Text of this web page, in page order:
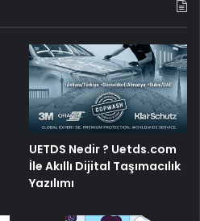
UETDS Nedir ? Uetds.com
İle Akıllı Dijital Taşımacılık
Yazılımı